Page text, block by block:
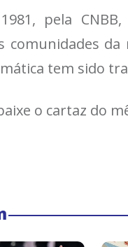
pela
comunidades
tem sido
o cartaz do